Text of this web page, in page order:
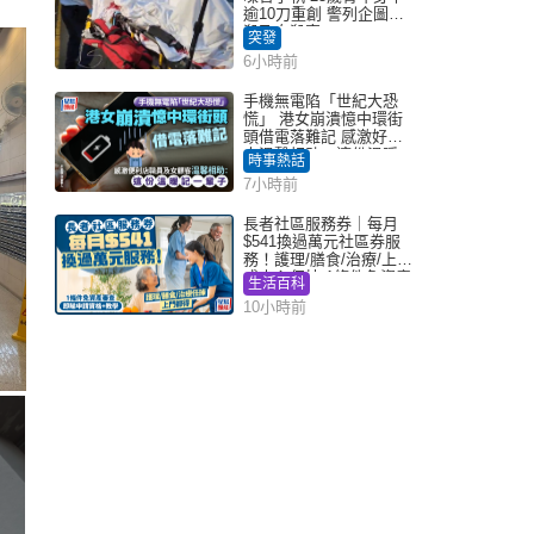
逾10刀重創 警列企圖謀
殺及自殺案
突發
6小時前
手機無電陷「世紀大恐
慌」 港女崩潰憶中環街
頭借電落難記 感激好心
人溫馨相助：這份溫暖
記一輩子｜Juicy叮
時事熱話
7小時前
長者社區服務券｜每月
$541換過萬元社區券服
務！護理/膳食/治療/上門
或中心任揀 1條件免資產
審查（附申請資格及教
學）
生活百科
10小時前